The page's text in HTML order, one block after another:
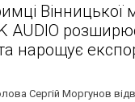
Вінницької
AUDIO
нарощує
Сергій Моргунов